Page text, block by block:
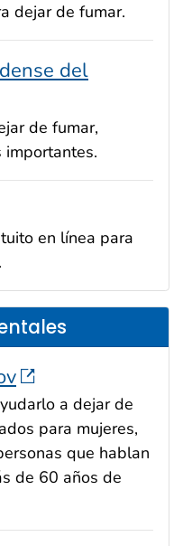
dejar de fumar.
del
de fumar,
importantes.
en línea para
a dejar de
para mujeres,
que hablan
de 60 años de